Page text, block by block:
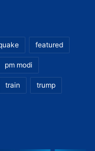
featured
pm modi
train trump